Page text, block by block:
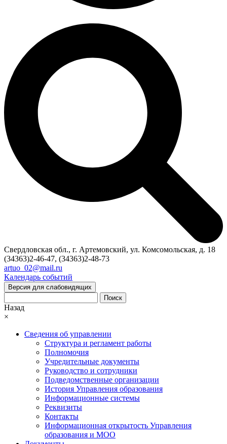
Свердловская обл., г. Артемовский, ул. Комсомольская, д. 18
(34363)2-46-47, (34363)2-48-73
artuo_02@mail.ru
Календарь событий
Версия для слабовидящих
Поиск
Назад
×
Сведения об управлении
Структура и регламент работы
Полномочия
Учредительные документы
Руководство и сотрудники
Подведомственные организации
История Управления образования
Информационные системы
Реквизиты
Контакты
Информационная открытость Управления
образования и МОО